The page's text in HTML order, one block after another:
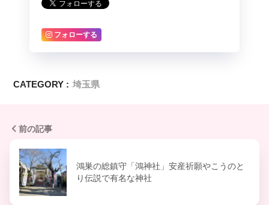
フォローする
CATEGORY : 埼玉県
前の記事
鴻巣の総鎮守「鴻神社」安産祈願やこうのと
り伝説で有名な神社